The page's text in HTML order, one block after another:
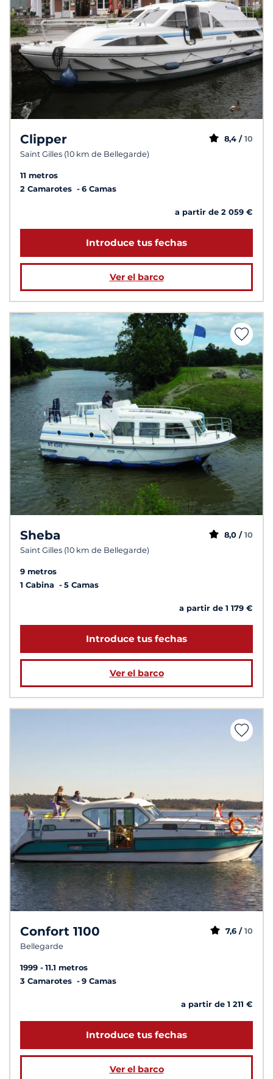
Clipper
Saint Gilles (10 km de Bellegarde)
8,4 / 10
11 metros
2 Camarotes
6 Camas
a partir de 2 059 €
Introduce tus fechas
Ver el barco
Sheba
Saint Gilles (10 km de Bellegarde)
8,0 / 10
9 metros
1 Cabina
5 Camas
a partir de 1 179 €
Introduce tus fechas
Ver el barco
Confort 1100
Bellegarde
7,6 / 10
1999
11.1 metros
3 Camarotes
9 Camas
a partir de 1 211 €
Introduce tus fechas
Ver el barco